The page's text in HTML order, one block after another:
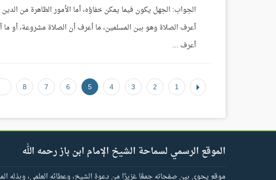
الجواب: الجهل يكون فيما يمكن خفاؤه، أما الأمور الظاهرة من
أعرف الصلاة وهو بين المسلمين، ما أعرف أن الصلاة مشروعة، أو ما
أعرف ...
1
2
3
4
5
6
7
8
الموقع الرسمي لسماحة الشيخ الإمام ابن باز رحمه الله
موقع يحوي بين صفحاته جمعًا غزيرًا من دعوة الشيخ، وعطائه العلمي، وبذله